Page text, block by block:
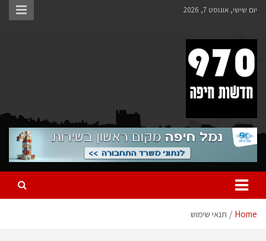
יום שישי, אוגוסט 7, 2026
970 חדשות חיפה
970 חדשות חיפה
Home תנאי שימוש